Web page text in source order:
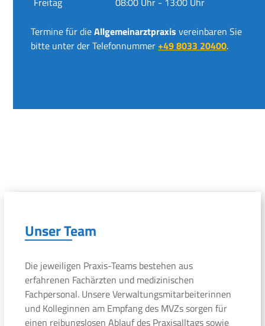
Termine für dieAllgemeinarztpraxis vereinbaren Sie
bitte unter der Telefonnummer+49 8033 20400.
Unser Team
Die jeweiligen Praxis-Teams bestehen aus
erfahrenen Fachärzten und medizinischen
Fachpersonal. Unsere Verwaltungsmitarbeiterinnen
und Kolleginnen am Empfang des MVZs sorgen für
einen reibungslosen Ablauf des Praxisalltags sowie